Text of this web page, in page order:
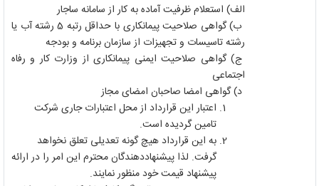
الف) استعلام ظرفیت آماده به کار از سامانه ساجار
ب) گواهی صلاحیت پیمانکاری با حداقل رتبه 5 رشته آب یا
رشته تاسیسات و تجهیزات از سازمان برنامه و بودجه
ج) گواهی صلاحیت ایمنی پیمانکاری از وزارت کار و رفاه
اجتماعی
د) گواهی امضا صاحبان امضای مجاز
اعتبار این قرارداد از محل اعتبارات جاری شرکت
تامین گردیده است.
به این قرارداد هیچ گونه تعدیلی تعلق نخواهد
گرفت. لذا پیشنهاددهندگان محترم این امر را در ارائه
پیشنهاد قیمت خود منظور نمایند.